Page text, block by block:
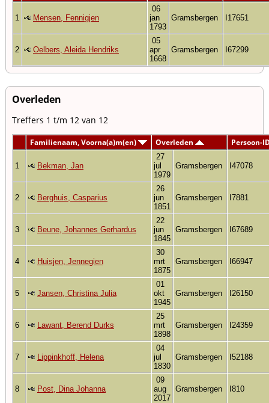
1 Mensen, Fennigjen
06
jan
1793
Gramsbergen I17651
2 Oelbers, Aleida Hendriks
05
apr
1668
Gramsbergen I67299
Overleden
Treffers 1 t/m 12 van 12
Familienaam, Voorna(a)m(en) Overleden Persoon-
1 Bekman, Jan
27
jul
1979
Gramsbergen I47078
2 Berghuis, Casparius
26
jun
1851
Gramsbergen I7881
3 Beune, Johannes Gerhardus
22
jun
1845
Gramsbergen I67689
4 Huisjen, Jennegien
30
mrt
1875
Gramsbergen I66947
5 Jansen, Christina Julia
01
okt
1945
Gramsbergen I26150
6 Lawant, Berend Durks
25
mrt
1898
Gramsbergen I24359
7 Lippinkhoff, Helena
04
jul
1830
Gramsbergen I52188
8 Post, Dina Johanna
09
aug
2017
Gramsbergen I810